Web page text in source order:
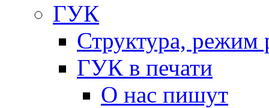
ГУК
Структура, режим
ГУК в печати
О нас пишут